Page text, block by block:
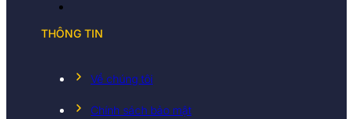
THÔNG TIN
Về chúng tôi
Chính sách bảo mật